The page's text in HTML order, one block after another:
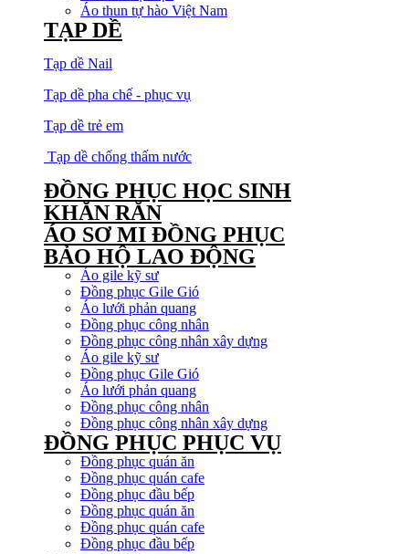
Áo thun tự hào Việt Nam
TẠP DỀ
Tạp dề Nail
Tạp dề pha chế - phục vụ
Tạp dề trẻ em
Tạp dề chống thấm nước
ĐỒNG PHỤC HỌC SINH
KHĂN RẰN
ÁO SƠ MI ĐỒNG PHỤC
BẢO HỘ LAO ĐỘNG
Áo gile kỹ sư
Đồng phục Gile Gió
Áo lưới phản quang
Đồng phục công nhân
Đồng phục công nhân xây dựng
Áo gile kỹ sư
Đồng phục Gile Gió
Áo lưới phản quang
Đồng phục công nhân
Đồng phục công nhân xây dựng
ĐỒNG PHỤC PHỤC VỤ
Đồng phục quán ăn
Đồng phục quán cafe
Đồng phục đầu bếp
Đồng phục quán ăn
Đồng phục quán cafe
Đồng phục đầu bếp